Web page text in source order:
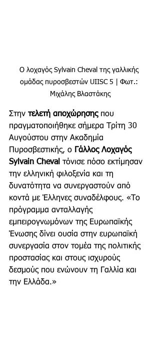
Ο λοχαγός Sylvain Cheval της γαλλικής
ομάδας πυροσβεστών UIISC 5 | Φωτ.:
Μιχάλης Βλαστάκης
Στην τελετή αποχώρησης που
πραγματοποιήθηκε σήμερα Τρίτη 30
Αυγούστου στην Ακαδημία
Πυροσβεστικής, ο Γάλλος Λοχαγός
Sylvain Cheval τόνισε πόσο εκτίμησαν
την ελληνική φιλοξενία και τη
δυνατότητα να συνεργαστούν από
κοντά με Έλληνες συναδέλφους. «Το
πρόγραμμα ανταλλαγής
εμπειρογνωμόνων της Ευρωπαϊκής
Ένωσης δίνει ουσία στην ευρωπαϊκή
συνεργασία στον τομέα της πολιτικής
προστασίας και στους ισχυρούς
δεσμούς που ενώνουν τη Γαλλία και
την Ελλάδα.»